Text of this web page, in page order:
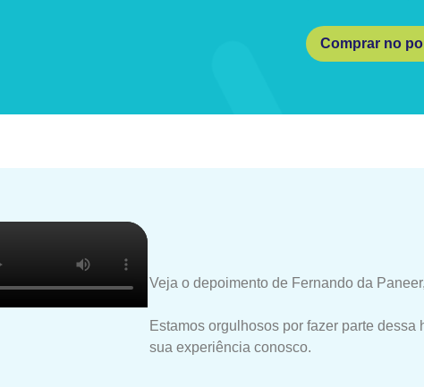
Comprar no
Veja o depoimento de Fernando da
Estamos orgulhosos por fazer parte
sua experiência conosco.